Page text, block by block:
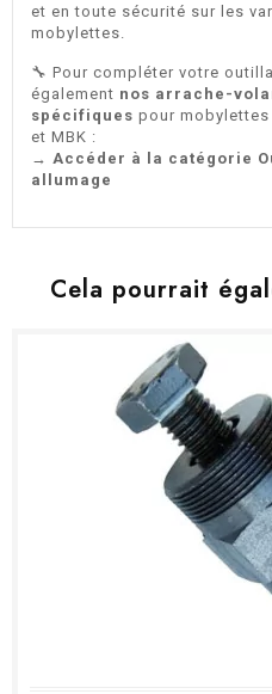
et en toute sécurité sur les
mobylettes.
🔧 Pour compléter votre
également nos arrache-
spécifiques pour
et MBK :
→ Accéder à la catégorie
allumage
Cela pourrait